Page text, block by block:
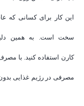
این کار برای کسانی که
سخت است. به همین
مصرفی در رژیم غذایی